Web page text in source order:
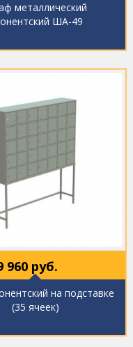
металлический
ША-49
960 руб.
на подставке
(35 ячеек)